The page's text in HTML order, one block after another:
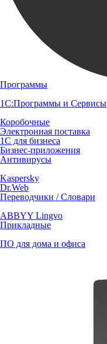
Программы
1С:Программы и Сервисы
Коробочные
Электронная поставка
1С для бизнеса
Бизнес-приложения
Антивирусы
Kaspersky
Dr.Web
Переводчики / Словари
ABBYY Lingvo
Прикладные
ПО для дома и офиса